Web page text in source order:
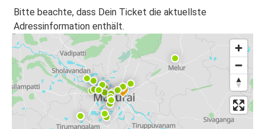
Bitte beachte, dass Dein Ticket die aktuellste
Adressinformation enthält.